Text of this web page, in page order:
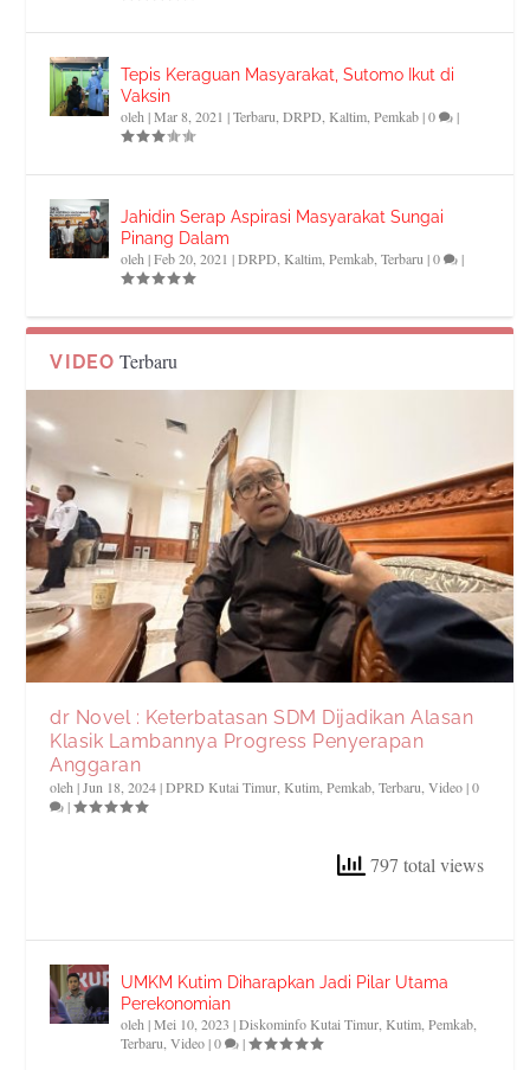
Tepis Keraguan Masyarakat, Sutomo Ikut di
Vaksin
oleh|Mar 8, 2021 |Terbaru ,DRPD ,Kaltim ,Pemkab|0 |
Jahidin Serap Aspirasi Masyarakat Sungai
Pinang Dalam
oleh|Feb 20, 2021 |DRPD ,Kaltim ,Pemkab ,Terbaru |0 |
VIDEO Terbaru
dr Novel : Keterbatasan SDM Dijadikan Alasan
Klasik Lambannya Progress Penyerapan
Anggaran
oleh|Jun 18, 2024|DPRD Kutai Timur ,Kutim ,Pemkab ,Terbaru ,Video|0
|
797 total views
UMKM Kutim Diharapkan Jadi Pilar Utama
Perekonomian
oleh|Mei 10, 2023 |Diskominfo Kutai Timur ,Kutim ,Pemkab
Terbaru ,Video|0 |